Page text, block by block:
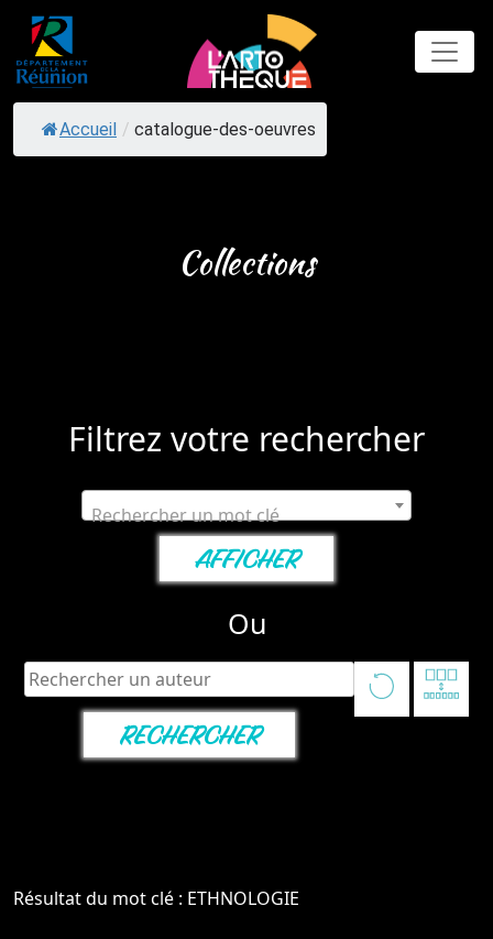
Skip
content
Accueil / catalogue-des-oeuvres
Collections
Filtrez votre rechercher
Rechercher un mot clé
Ou
Résultat du mot clé : ETHNOLOGIE